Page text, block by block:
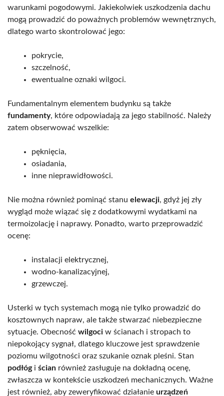
warunkami pogodowymi. Jakiekolwiek uszkodzenia dachu
mogą prowadzić do poważnych problemów wewnętrznych,
dlatego warto skontrolować jego:
pokrycie,
szczelność,
ewentualne oznaki wilgoci.
Fundamentalnym elementem budynku są także
fundamenty, które odpowiadają za jego stabilność. Należy
zatem obserwować wszelkie:
pęknięcia,
osiadania,
inne nieprawidłowości.
Nie można również pominąć stanu elewacji, gdyż jej zły
wygląd może wiązać się z dodatkowymi wydatkami na
termoizolację i naprawy. Ponadto, warto przeprowadzić
ocenę:
instalacji elektrycznej,
wodno-kanalizacyjnej,
grzewczej.
Usterki w tych systemach mogą nie tylko prowadzić do
kosztownych napraw, ale także stwarzać niebezpieczne
sytuacje. Obecność wilgoci w ścianach i stropach to
niepokojący sygnał, dlatego kluczowe jest sprawdzenie
poziomu wilgotności oraz szukanie oznak pleśni. Stan
podłógi ścian również zasługuje na dokładną ocenę,
zwłaszcza w kontekście uszkodzeń mechanicznych. Ważne
jest również, aby zeweryfikować działanie urządzeń